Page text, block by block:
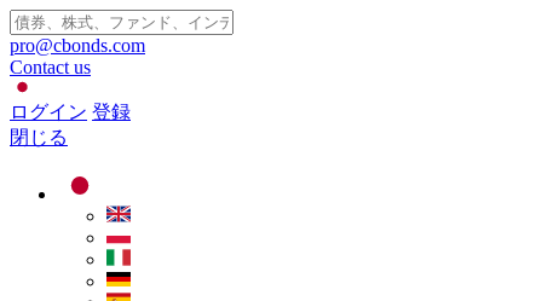
pro@cbonds.com
Contact us
ログイン 登録
閉じる